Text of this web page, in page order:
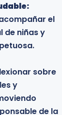
el
de niñas y
sobre
y
de la